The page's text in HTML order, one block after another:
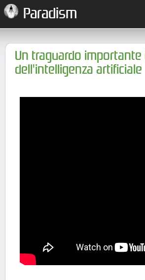
Paradism
Un traguardo
dell'intelligenza artificiale